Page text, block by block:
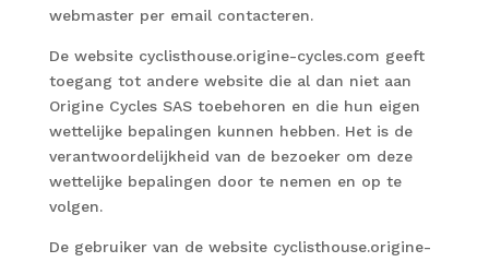
webmaster per email contacteren.
De website cyclisthouse.origine-cycles.com geeft
toegang tot andere website die al dan niet aan
Origine Cycles SAS toebehoren en die hun eigen
wettelijke bepalingen kunnen hebben. Het is de
verantwoordelijkheid van de bezoeker om deze
wettelijke bepalingen door te nemen en op te
volgen.
De gebruiker van de website cyclisthouse.origine-